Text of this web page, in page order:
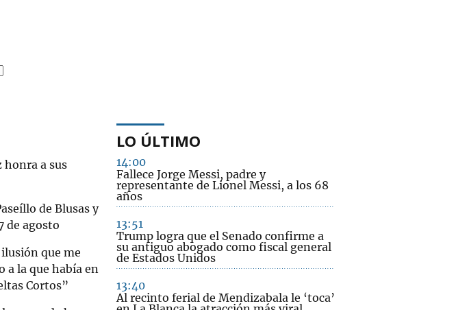
a sus
de Blusas y
de agosto
que me
a la que había en
Cortos”
LO ÚLTIMO
14:00
Fallece Jorge Messi, padre y
representante de Lionel Messi, a los 68
años
13:51
Trump logra que el Senado confirme a
su antiguo abogado como fiscal general
de Estados Unidos
13:40
Al recinto ferial de Mendizabala le ‘toca’